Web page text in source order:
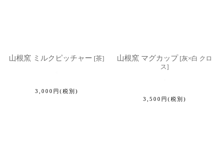
山根窯 ミルクピッチャー [茶]
3,000 円 (税別)
山根窯 マグカップ [灰×白 クロ
ス]
3,500 円 (税別)